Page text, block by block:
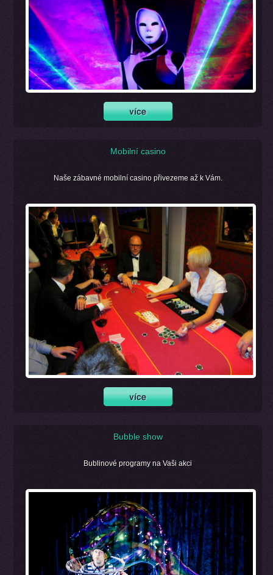
Mobilní casino
Naše zábavné mobilní casino přivezeme až k Vám.
Bubble show
Bublinové programy na Vaši akci